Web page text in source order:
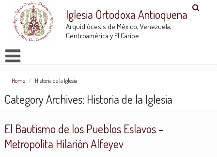
Iglesia Ortodoxa Antioquena
Arquidiócesis de México, Venezuela,
Centroamérica y El Caribe
Home / Historia de la Iglesia
Category Archives: Historia de la Iglesia
El Bautismo de los Pueblos Eslavos –
Metropolita Hilarión Alfeyev